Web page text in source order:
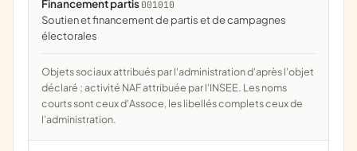
Financement partis 001010
soutien et financement de partis et de campagnes
électorales
Objets sociaux attribués par l'administration d'après l'objet
déclaré ; activité NAF attribuée par l'INSEE. Les noms
courts sont ceux d'Assoce, les libellés complets ceux de
l'administration.